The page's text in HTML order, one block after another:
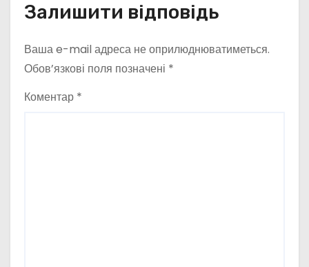
Залишити відповідь
Ваша e-mail адреса не оприлюднюватиметься.
Обов’язкові поля позначені *
Коментар *